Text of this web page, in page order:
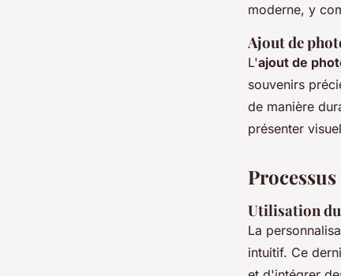
moderne, y
Ajout de
L'ajout de
souvenirs
de manière
présenter
Utilisation
La
intuitif. Ce